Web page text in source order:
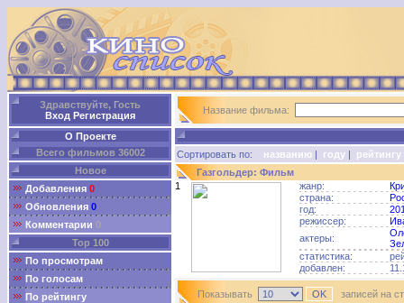
Здравствуйте, Гость
Вход Регистрация
О Проекте
Всего фильмов 36002
Новое
Добавления 0
Обновления 0
Комментарии 0
Top 100
По просмотрам
По голосам
По рейтингу
Название фильма:
Сортировать по: названию | году | рейтингу
Газгольдер: Фильм
1
жанр:
страна:
год:
режиссер:
актеры:
статистика:
добавлен:
Показывать записей на